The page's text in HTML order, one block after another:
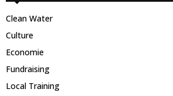
Clean Water
Culture
Economie
Fundraising
Local Training